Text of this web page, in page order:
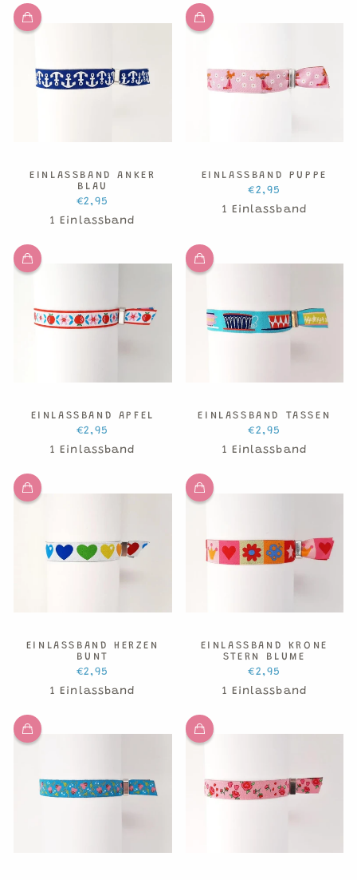
EINLASSBAND ANKER
BLAU
€2,95
1 Einlassband
EINLASSBAND PUPPE
€2,95
1 Einlassband
EINLASSBAND APFEL
€2,95
1 Einlassband
EINLASSBAND TASSEN
€2,95
1 Einlassband
EINLASSBAND HERZEN
BUNT
€2,95
1 Einlassband
EINLASSBAND KRONE
STERN BLUME
€2,95
1 Einlassband